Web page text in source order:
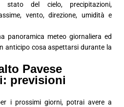
stato del cielo, precipitazioni,
vento, direzione, umidità e
panoramica meteo giornaliera ed
anticipo cosa aspettarsi durante la
Pavese
previsioni
i prossimi giorni, potrai avere a